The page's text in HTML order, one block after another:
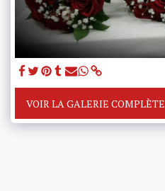
VOIR LA GALERIE COMPLÈTE